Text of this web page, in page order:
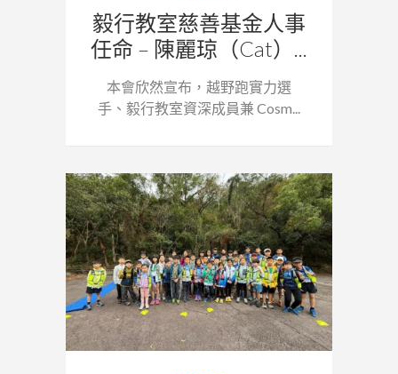
毅行教室慈善基金人事
任命 – 陳麗琼（Cat）...
本會欣然宣布，越野跑實力選
手、毅行教室資深成員兼 Cosm...